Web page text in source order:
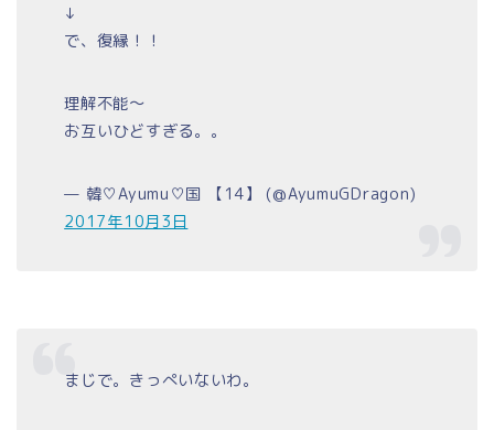
↓
で、復縁！！
理解不能〜
お互いひどすぎる。。
— 韓♡Ayumu♡国 【14】 (@AyumuGDragon)
2017年10月3日
まじで。きっぺいないわ。